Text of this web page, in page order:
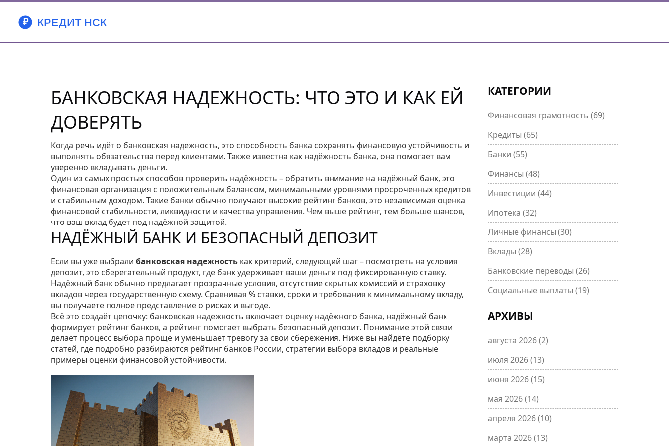
БАНКОВСКАЯ НАДЕЖНОСТЬ: ЧТО ЭТО И КАК ЕЙ
ДОВЕРЯТЬ
Когда речь идёт о банковская надежность, это способность банка сохранять финансовую устойчивость и
выполнять обязательства перед клиентами. Также известна как надёжность банка, она помогает вам
уверенно вкладывать деньги.
Один из самых простых способов проверить надёжность – обратить внимание на надёжный банк, это
финансовая организация с положительным балансом, минимальными уровнями просроченных кредитов
и стабильным доходом. Такие банки обычно получают высокие рейтинг банков, это независимая оценка
финансовой стабильности, ликвидности и качества управления. Чем выше рейтинг, тем больше шансов,
что ваш вклад будет под надёжной защитой.
НАДЁЖНЫЙ БАНК И БЕЗОПАСНЫЙ ДЕПОЗИТ
Если вы уже выбрали банковская надежность как критерий, следующий шаг – посмотреть на условия
депозит, это сберегательный продукт, где банк удерживает ваши деньги под фиксированную ставку.
Надёжный банк обычно предлагает прозрачные условия, отсутствие скрытых комиссий и страховку
вкладов через государственную схему. Сравнивая % ставки, сроки и требования к минимальному вкладу,
вы получаете полное представление о рисках и выгоде.
Всё это создаёт цепочку: банковская надежность включает оценку надёжного банка, надёжный банк
формирует рейтинг банков, а рейтинг помогает выбрать безопасный депозит. Понимание этой связи
делает процесс выбора проще и уменьшает тревогу за свои сбережения. Ниже вы найдёте подборку
статей, где подробно разбираются рейтинг банков России, стратегии выбора вкладов и реальные
примеры оценки финансовой устойчивости.
КАТЕГОРИИ
Финансовая грамотность (69)
Кредиты (65)
Банки (55)
Финансы (48)
Инвестиции (44)
Ипотека (32)
Личные финансы (30)
Вклады (28)
Банковские переводы (26)
Социальные выплаты (19)
АРХИВЫ
августа 2026(2)
июля 2026(13)
июня 2026(15)
мая 2026(14)
апреля 2026(10)
марта 2026(13)